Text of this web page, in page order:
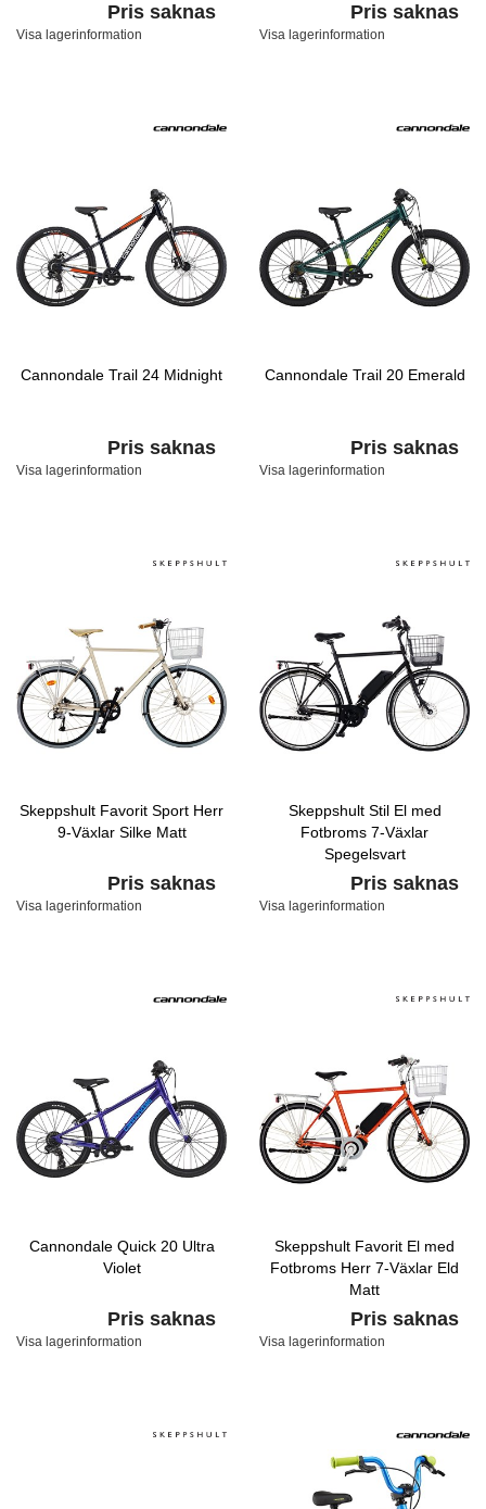
Pris saknas
Visa lagerinformation
Pris saknas
Visa lagerinformation
Cannondale Trail 24 Midnight
Pris saknas
Visa lagerinformation
Cannondale Trail 20 Emerald
Pris saknas
Visa lagerinformation
Skeppshult Favorit Sport Herr
9-Växlar Silke Matt
Pris saknas
Visa lagerinformation
Skeppshult Stil El med
Fotbroms 7-Växlar
Spegelsvart
Pris saknas
Visa lagerinformation
Cannondale Quick 20 Ultra
Violet
Pris saknas
Visa lagerinformation
Skeppshult Favorit El med
Fotbroms Herr 7-Växlar Eld
Matt
Pris saknas
Visa lagerinformation